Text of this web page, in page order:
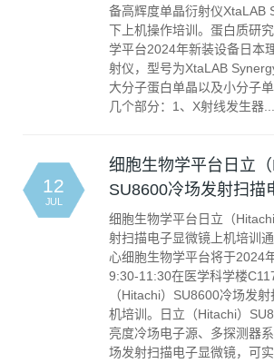
备高辉度单晶衍射仪XtaLAB
下上机操作培训。蛋白质研
学平台2024年新装设备日本
射仪，型号为XtaLAB
大分子蛋白单晶以及小分子
几个部分：1、X射线发生器...
12
JUL
细胞生物学平台日立（
SU8600冷场发射扫
细胞生物学平台日立（
射扫描电子显微镜上机培训
心细胞生物学平台将于2024
9:30-11:30在医学科学楼
（Hitachi）SU8600冷场发
机培训。日立（Hitachi）
亮度冷场电子源、多探测器
场发射扫描电子显微镜，可